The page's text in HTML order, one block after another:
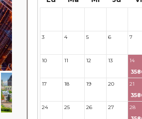
3 4 5 6 7
10 11 12 13 14
17 18 19 20 21
24 25 26 27 28